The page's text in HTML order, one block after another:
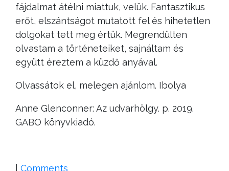
fájdalmat átélni miattuk, velük. Fantasztikus
erőt, elszántságot mutatott fel és hihetetlen
dolgokat tett meg értük. Megrendülten
olvastam a történeteiket, sajnáltam és
együtt éreztem a küzdő anyával.
Olvassátok el, melegen ajánlom. Ibolya
Anne Glenconner: Az udvarhölgy. p. 2019.
GABO könyvkiadó.
Comments